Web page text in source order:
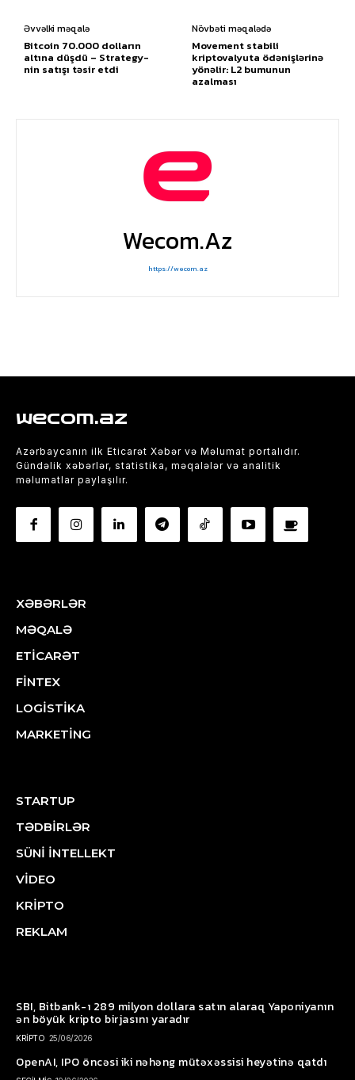
Əvvəlki məqalə
Bitcoin 70.000 dolların
altına düşdü – Strategy-
nin satışı təsir etdi
Növbəti məqalədə
Movement stabili
kriptovalyuta ödənişlərinə
yönəlir: L2 bumunun
azalması
Wecom.az
https://wecom.az
wecom.az
Azərbaycanın ilk Eticarət Xəbər və Məlumat portalıdır.
Gündəlik xəbərlər, statistika, məqalələr və analitik
məlumatlar paylaşılır.
XƏBƏRLƏR
MƏQALƏ
ETİCARƏT
FİNTEX
LOGİSTİKA
MARKETİNG
STARTUP
TƏDBİRLƏR
SÜNİ İNTELLEKT
VİDEO
KRİPTO
REKLAM
SBI, Bitbank-ı 289 milyon dollara satın alaraq Yaponiyanın
ən böyük kripto birjasını yaradır
KRİPTO 25/06/2026
OpenAI, IPO öncəsi iki nəhəng mütəxəssisi heyətinə qatdı